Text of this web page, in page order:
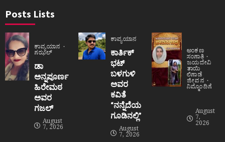
Posts Lists
ಕಾವ್ಯಯಾನ
ಗಝಲ್
ಡಾ
ಅನ್ನಪೂರ್ಣ
ಹಿರೇಮಠ
ಅವರ
ಗಜಲ್
August
7, 2026
ಕಾವ್ಯಯಾನ
ಕಾರ್ತಿಕ್
ಭಟ್
ಬಳಗುಳಿ
ಅವರ
ಕವಿತೆ
“ನನ್ನೆದೆಯ
ಗೂಡಿನಲ್ಲಿ”
August
7, 2026
ಅಂಕಣ
ಸಂಗಾತಿ
ಜಯದೇವಿ
ತಾಯಿ
ಲಿಗಾಡೆ
ಜೀವನ
ನಿಮ್ಮೊಂದಿಗೆ
August
7,
2026